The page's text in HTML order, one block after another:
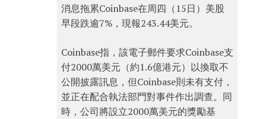
消息拖累Coinbase在周四（15日）美股
早段跌逾7%，現報243.44美元。
Coinbase指，該電子郵件要求Coinbase支
付2000萬美元（約1.6億港元）以換取不
公開披露訊息，但Coinbase則未有支付，
並正在配合執法部門對事件作出調查。同
時，公司將設立2000萬美元的獎勵基